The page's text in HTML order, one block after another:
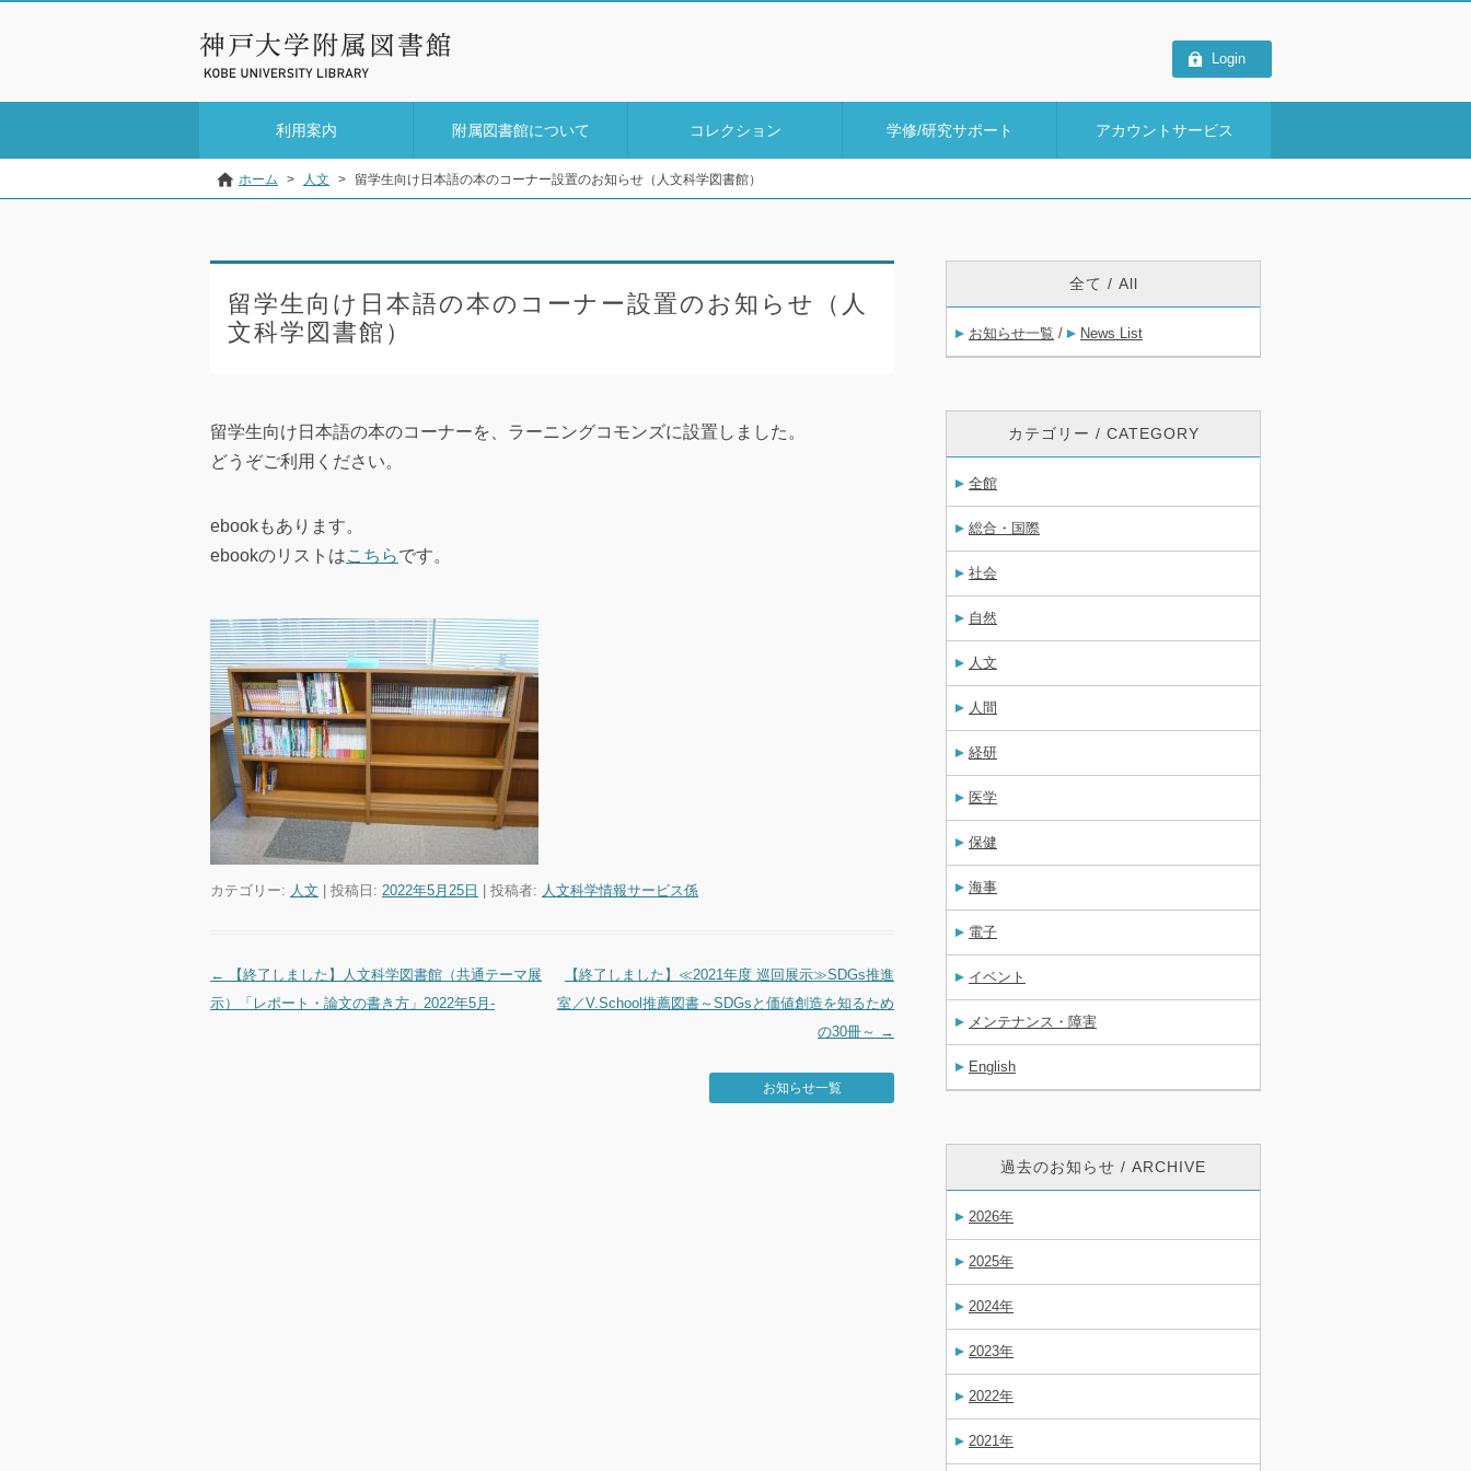
Login
利用案内 附属図書館について コレクション 学修/研究サポート アカウントサービス
ホーム > 人文 > 留学生向け日本語の本のコーナー設置のお知らせ（人文科学図書館）
留学生向け日本語の本のコーナー設置のお知らせ（人
文科学図書館）
留学生向け日本語の本のコーナーを、ラーニングコモンズに設置しました。
どうぞご利用ください。
ebookもあります。
ebookのリストはこちらです。
カテゴリー: 人文 | 投稿日: 2022年5月25日 投稿者: 人文科学情報サービス係
投稿ナビゲーション
←
【終了しました】人文科学図書館（共通テーマ展
示）「レポート・論文の書き方」2022年5月-
【終了しました】≪2021年度 巡回展示≫SDGs推進
室／V.School推薦図書～SDGsと価値創造を知るため
の30冊～ →
お知らせ一覧
全て / All
お知らせ一覧 / News List
カテゴリー / CATEGORY
全館
総合・国際
社会
自然
人文
人間
経研
医学
保健
海事
電子
イベント
メンテナンス・障害
English
過去のお知らせ / ARCHIVE
2026年
2025年
2024年
2023年
2022年
2021年